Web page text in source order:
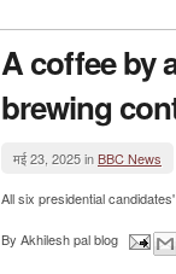
A coffee by
brewing
मई 23, 2025 inBBC News
All six presidential
By Akhilesh pal blog